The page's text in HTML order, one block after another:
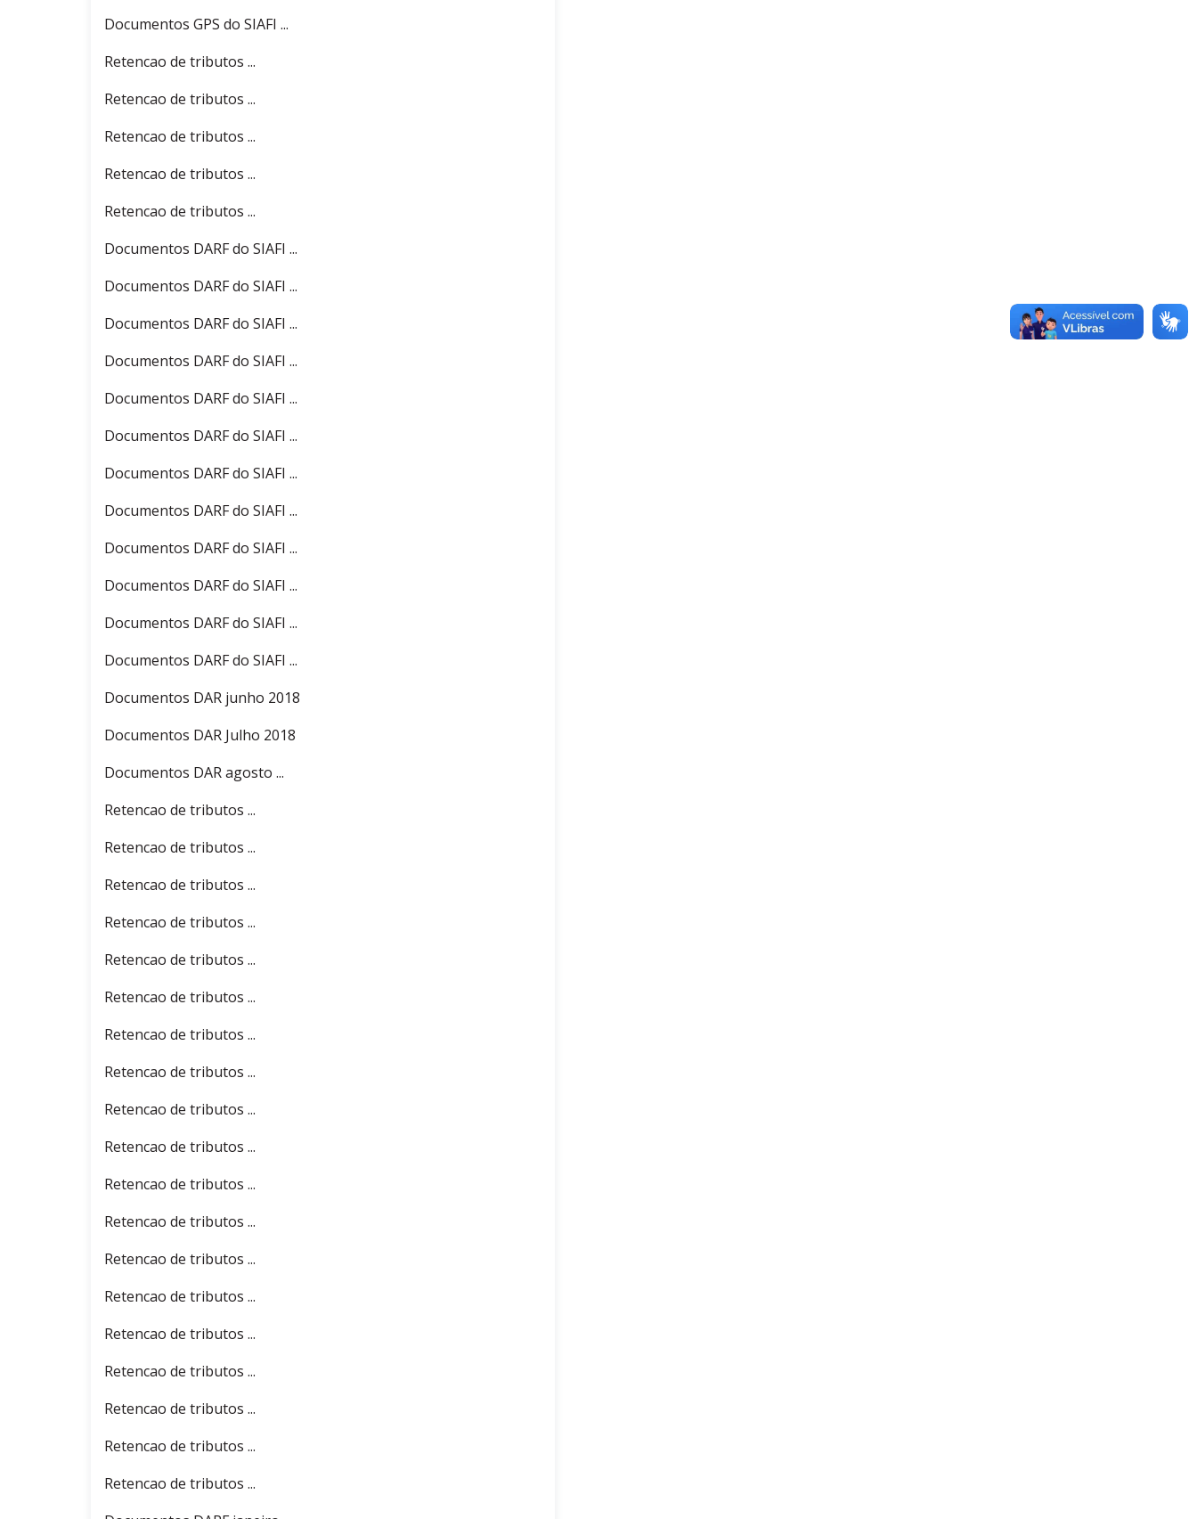
Documentos GPS do SIAFI ...
Retencao de tributos ...
Retencao de tributos ...
Retencao de tributos ...
Retencao de tributos ...
Retencao de tributos ...
Documentos DARF do SIAFI ...
Documentos DARF do SIAFI ...
Documentos DARF do SIAFI ...
Documentos DARF do SIAFI ...
Documentos DARF do SIAFI ...
Documentos DARF do SIAFI ...
Documentos DARF do SIAFI ...
Documentos DARF do SIAFI ...
Documentos DARF do SIAFI ...
Documentos DARF do SIAFI ...
Documentos DARF do SIAFI ...
Documentos DARF do SIAFI ...
Documentos DAR junho 2018
Documentos DAR Julho 2018
Documentos DAR agosto ...
Retencao de tributos ...
Retencao de tributos ...
Retencao de tributos ...
Retencao de tributos ...
Retencao de tributos ...
Retencao de tributos ...
Retencao de tributos ...
Retencao de tributos ...
Retencao de tributos ...
Retencao de tributos ...
Retencao de tributos ...
Retencao de tributos ...
Retencao de tributos ...
Retencao de tributos ...
Retencao de tributos ...
Retencao de tributos ...
Retencao de tributos ...
Retencao de tributos ...
Retencao de tributos ...